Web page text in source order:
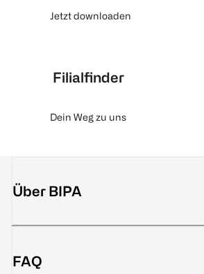
Jetzt downloaden
Filialfinder
Dein Weg zu uns
Über BIPA
FAQ